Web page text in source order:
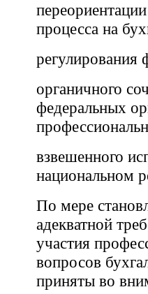
процесса на
регулирования
органичного
федеральных
взвешенного
национальном
По мере
адекватной
участия
вопросов
приняты во